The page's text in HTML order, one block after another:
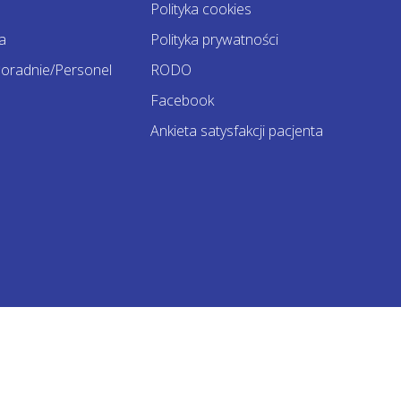
Personel
Polityka cookies
Polityka prywatności
RODO
Facebook
Ankieta satysfakcji pacjenta